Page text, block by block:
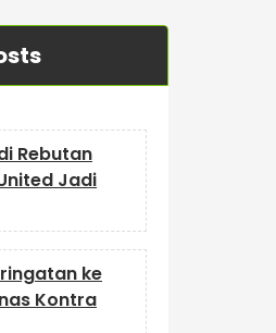
Rebutan
Jadi
ke
Kontra